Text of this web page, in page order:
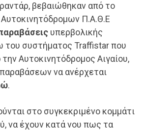
βεβαιώθηκαν από το
Π.Α.Θ.Ε
υπερβολικής
του συστήματος Traffistar που
Αυτοκινητόδρομος Αιγαίου,
να ανέρχεται
.
στο συγκεκριμένο κομμάτι
να έχουν κατά νου πως τα